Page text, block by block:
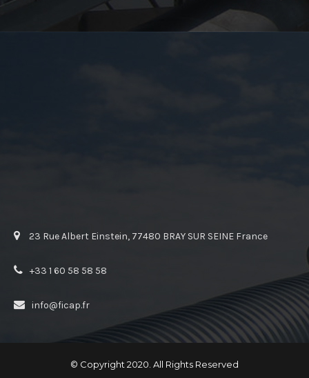
23 Rue Albert Einstein, 77480 BRAY SUR SEINE France
+33 1 60 58 58 58
info@ficap.fr
© Copyright 2020. All Rights Reserved